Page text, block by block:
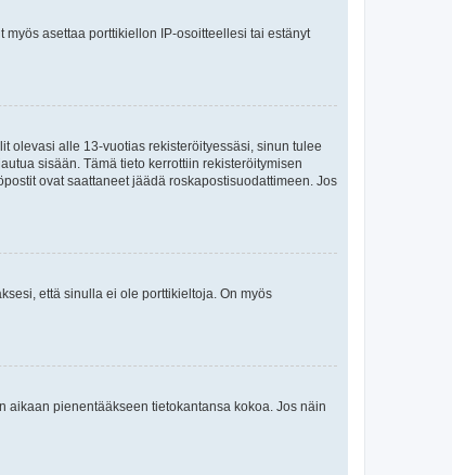
asettaa porttikiellon IP-osoitteellesi tai estänyt
olevasi alle 13-vuotias rekisteröityessäsi, sinun tulee
sisään. Tämä tieto kerrottiin rekisteröitymisen
ovat saattaneet jäädä roskapostisuodattimeen. Jos
että sinulla ei ole porttikieltoja. On myös
aikaan pienentääkseen tietokantansa kokoa. Jos näin